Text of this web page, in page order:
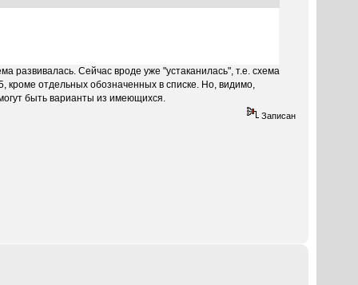
развивалась. Сейчас вроде уже "устаканилась", т.е. схема
отдельных обозначенных в списке. Но, видимо,
быть варианты из имеющихся.
Записан